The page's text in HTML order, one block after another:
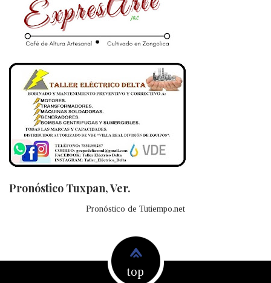
Pronóstico Tuxpan, Ver.
Pronóstico de Tutiempo.net
top